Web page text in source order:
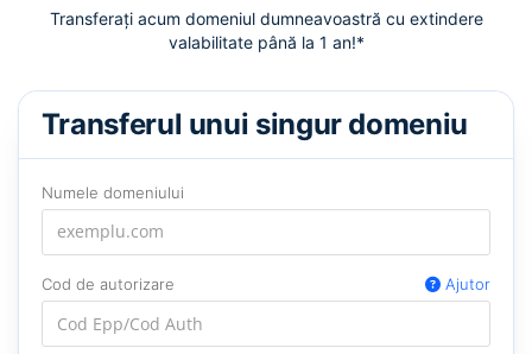
Transferați acum domeniul dumneavoastră cu extindere
valabilitate până la 1 an!*
Transferul unui singur domeniu
Numele domeniului
Cod de autorizare Ajutor